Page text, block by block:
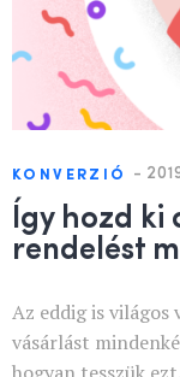
KONVERZIÓ -
Így hozd
rendelést
Az eddig is világos
vásárlást